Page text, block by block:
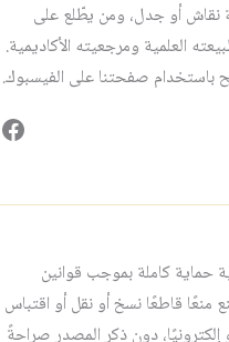
نقاش أو جدل، ومن يطّلع على
العلمية ومرجعيته الأكاديمية.
باستخدام صفحتنا على الفيسبوك.
حماية كاملة بموجب قوانين
منعًا قاطعًا نسخ أو نقل أو اقتباس
إلكترونيًا، دون ذكر المصدر صراحةً